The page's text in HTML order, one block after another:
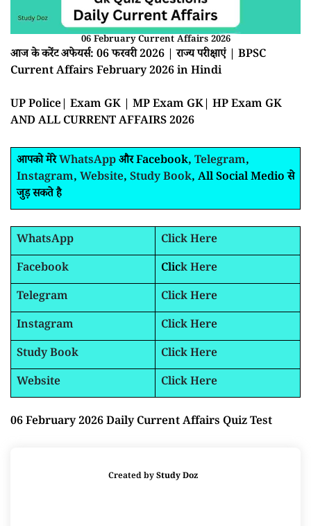
06 February Current Affairs 2026
आज के करेंट अफेयर्स: 06 फरवरी 2026 | राज्य परीक्षाएं | BPSC
Current Affairs February 2026 in Hindi
UP Police| Exam GK | MP Exam GK| HP Exam GK
AND ALL CURRENT AFFAIRS 2026
आपको मेरेWhatsAppऔर Facebook, Telegram,
Instagram, Website, Study Book, All Social Medio से
जुड़ सकते है
WhatsApp
Click Here
Facebook
Click Here
Telegram
Click Here
Instagram
Click Here
Study Book
Click Here
Website
Click Here
06 February 2026 Daily Current Affairs Quiz Test
Created byStudy Doz